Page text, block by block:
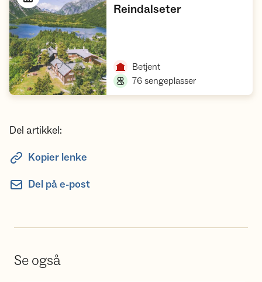
Reindalseter,
Betjent,
76 sengeplasser,
Del artikkel:
Kopier lenke
Del på e-post
Se også